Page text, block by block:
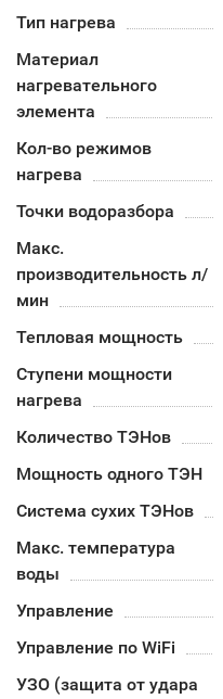
Тип нагрева
Материал
нагревательного
элемента
Кол-во режимов
нагрева
Точки водоразбора
Макс.
производительность л/
мин
Тепловая мощность
Ступени мощности
нагрева
Количество ТЭНов
Мощность одного ТЭН
Система сухих ТЭНов
Макс. температура
воды
Управление
Управление по WiFi
УЗО (защита от удара